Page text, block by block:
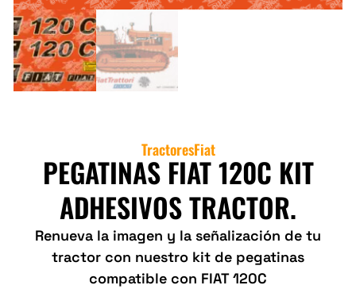
TractoresFiat
PEGATINAS FIAT 120C KIT
ADHESIVOS TRACTOR.
Renueva la imagen y la señalización de tu
tractor con nuestro kit de pegatinas
compatible con FIAT 120C